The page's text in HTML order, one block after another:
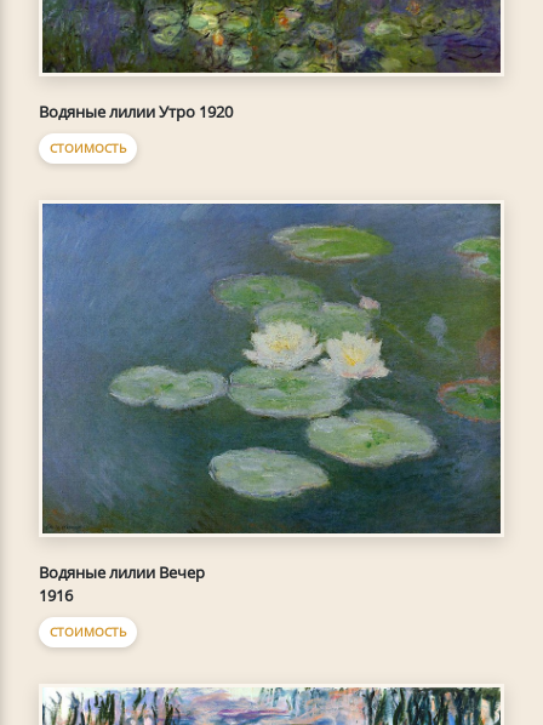
Водяные лилии Утро 1920
СТОИМОСТЬ
Водяные лилии Вечер
1916
СТОИМОСТЬ